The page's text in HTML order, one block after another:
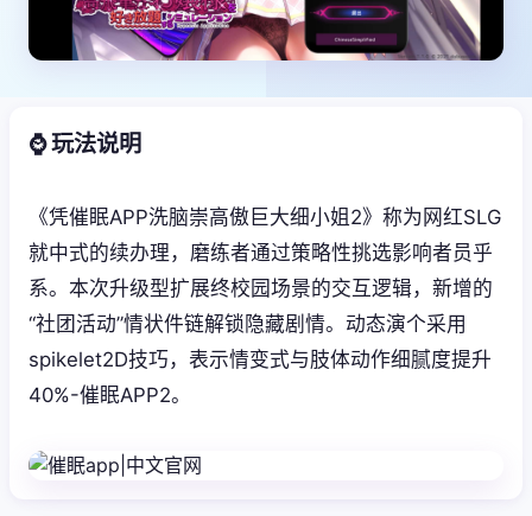
⌚ 玩法说明
《凭催眠APP洗脑崇高傲巨大细小姐2》称为网红SLG
就中式的续办理，磨练者通过策略性挑选影响者员乎
系。本次升级型扩展终校园场景的交互逻辑，新增的
“社团活动”情状件链解锁隐藏剧情。动态演个采用
spikelet2D技巧，表示情变式与肢体动作细腻度提升
40%-催眠APP2。